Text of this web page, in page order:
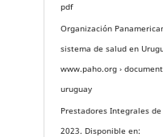
pdf
Organización
sistema de salud en
www.paho.org ›
uruguay
Prestadores Integrales
2023. Disponible en: